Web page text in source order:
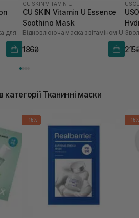
Заспокійлива тканева маска для обличчя
CU SKIN |VITAMIN U
CU SKIN Vitamin U Essence
Soothing Mask
Відновлююча маска з вітаміном U
186₴
шт
Тканинні маски
-15% -